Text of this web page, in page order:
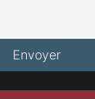
Envoyer